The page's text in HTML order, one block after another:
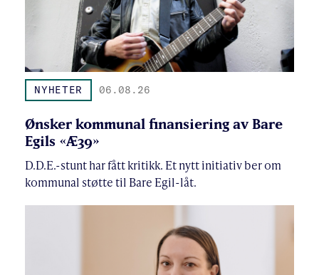
NYHETER 06.08.26
Ønsker kommunal finansiering av Bare
Egils «Æ39»
D.D.E.-stunt har fått kritikk. Et nytt initiativ ber om
kommunal støtte til Bare Egil-låt.